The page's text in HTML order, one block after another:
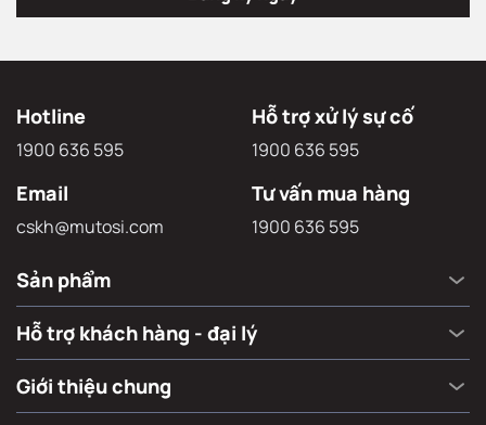
Hotline
1900 636 595
Hỗ trợ xử lý sự cố
1900 636 595
Email
cskh@mutosi.com
Tư vấn mua hàng
1900 636 595
Sản phẩm
Hỗ trợ khách hàng - đại lý
Giới thiệu chung